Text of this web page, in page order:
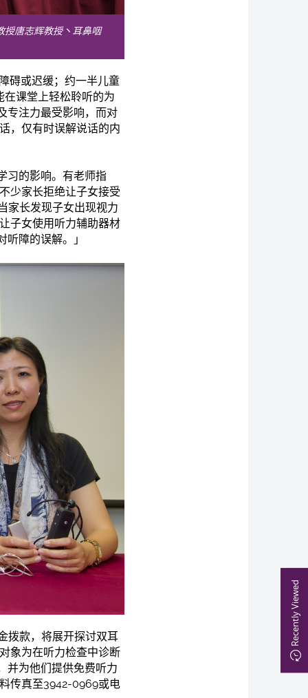
Recently Viewed
授唐志辉教授丶耳鼻咽
碍或迟缓；约一半儿童
在课堂上轻松聆听的为
专注力最受影响，而对
，仅有时误解说话的内
习的影响。有老师指
少家长拒绝让子女接受
家长发现子女出现视力
子女使用听力辅助器材
障的误解。」
拨款，将展开探讨双耳
象为在听力检查中诊断
并为他们提供免费听力
传真至3942-0969或电